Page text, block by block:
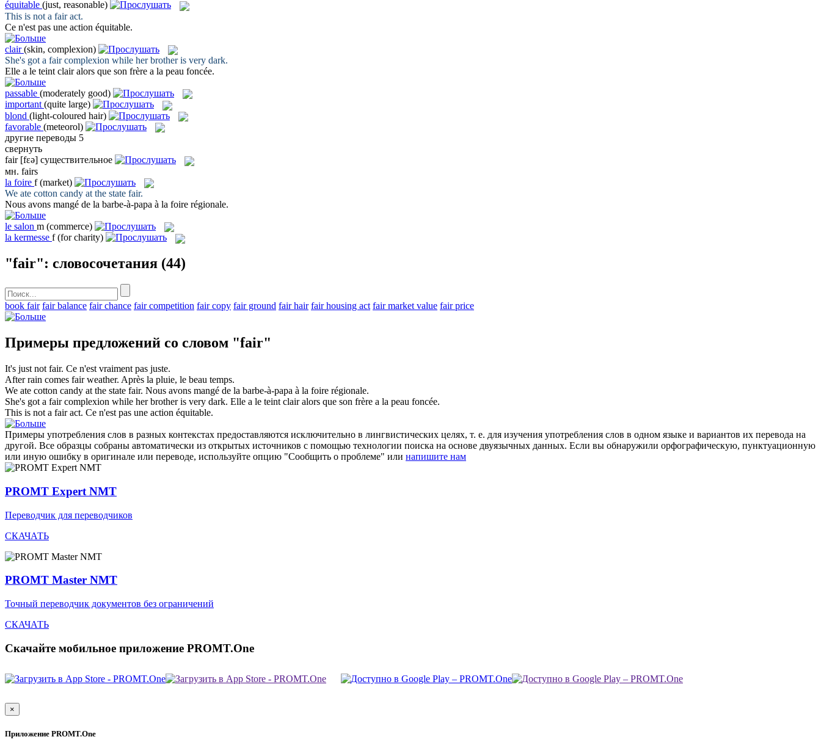
équitable (just, reasonable)
This is not a fairact.
Ce n'est pas une action équitable.
clair (skin, complexion)
She's got a faircomplexion while her brother is very dark.
Elle a le teint clairalors que son frère a la peau foncée.
passable (moderately good)
important (quite large)
blond (light-coloured hair)
favorable (meteorol)
другие переводы 5
свернуть
fair [fɛə] существительное
мн. fairs
la foire f (market)
We ate cotton candy at the state fair.
Nous avons mangé de la barbe-à-papa à la foire régionale.
le salon m (commerce)
la kermesse f (for charity)
"fair": словосочетания (44)
book fair fair balance fair chance fair competition fair copy fair ground fair hair fair housing act fair market value fair price
Примеры предложений со словом "fair"
It's just not fair. Ce n'est vraiment pas juste.
After rain comes fairweather. Après la pluie, le beau temps.
We ate cotton candy at the state fair. Nous avons mangé de la barbe-à-papa à la foire régionale.
She's got a faircomplexion while her brother is very dark. Elle a le teint clairalors que son frère a la peau foncée.
This is not a fairact. Ce n'est pas une action équitable.
Примеры употребления слов в разных контекстах предоставляются исключительно в лингвистических целях, т. е. для изучения употребления слов в одном языке и вариантов их перевода на
другой. Все образцы собраны автоматически из открытых источников с помощью технологии поиска на основе двуязычных данных. Если вы обнаружили орфографическую, пунктуационную
или иную ошибку в оригинале или переводе, используйте опцию "Сообщить о проблеме" или напишите нам
PROMT Expert NMT
Переводчик для переводчиков
СКАЧАТЬ
PROMT Master NMT
Точный переводчик документов без ограничений
СКАЧАТЬ
Скачайте мобильное приложение PROMT.One
×
Приложение PROMT.One